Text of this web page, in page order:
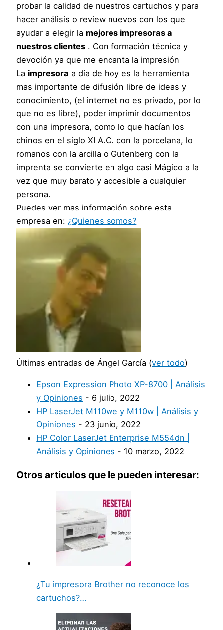
probar la calidad de nuestros cartuchos y para
hacer análisis o review nuevos con los que
ayudar a elegir la mejores impresoras a
nuestros clientes . Con formación técnica y
devoción ya que me encanta la impresión
La impresora a día de hoy es la herramienta
mas importante de difusión libre de ideas y
conocimiento, (el internet no es privado, por lo
que no es libre), poder imprimir documentos
con una impresora, como lo que hacían los
chinos en el siglo XI A.C. con la porcelana, lo
romanos con la arcilla o Gutenberg con la
imprenta se convierte en algo casi Mágico a la
vez que muy barato y accesible a cualquier
persona.
Puedes ver mas información sobre esta
empresa en: ¿Quienes somos?
Últimas entradas de Ángel García (ver todo)
Epson Expression Photo XP-8700 | Análisis
y Opiniones - 6 julio, 2022
HP LaserJet M110we y M110w | Análisis y
Opiniones - 23 junio, 2022
HP Color LaserJet Enterprise M554dn |
Análisis y Opiniones - 10 marzo, 2022
Otros articulos que le pueden interesar:
¿Tu impresora Brother no reconoce los
cartuchos?…